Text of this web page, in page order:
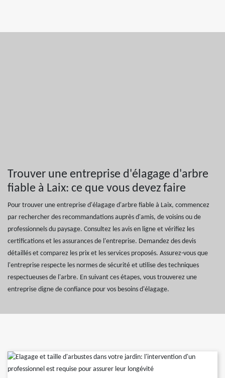
Trouver une entreprise d'élagage d'arbre
fiable à Laix: ce que vous devez faire
Pour trouver une entreprise d'élagage d'arbre fiable à Laix, commencez
par rechercher des recommandations auprès d'amis, de voisins ou de
professionnels du paysage. Consultez les avis en ligne et vérifiez les
certifications et les assurances de l'entreprise. Demandez des devis
détaillés et comparez les prix et les services proposés. Assurez-vous que
l'entreprise respecte les normes de sécurité et utilise des techniques
respectueuses de l'arbre. En suivant ces étapes, vous trouverez une
entreprise digne de confiance pour vos besoins d'élagage.